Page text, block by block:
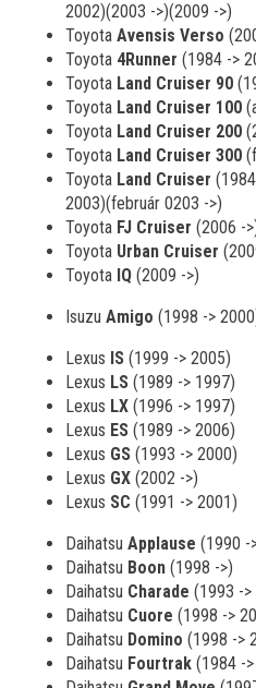
2002)(2003 ->)(2009 ->)
Toyota Avensis Verso
Toyota 4Runner (1984 ->
Toyota Land Cruiser 90
Toyota Land Cruiser 100
Toyota Land Cruiser 200
Toyota Land Cruiser 300
Toyota Land Cruiser
2003)(február 0203 ->)
Toyota FJ Cruiser (2006 -
Toyota Urban Cruiser
Toyota IQ (2009 ->)
Isuzu Amigo (1998 ->
Lexus IS (1999 -> 2005)
Lexus LS (1989 -> 1997)
Lexus LX (1996 -> 1997)
Lexus ES (1989 -> 2006)
Lexus GS (1993 -> 2000)
Lexus GX (2002 ->)
Lexus SC (1991 -> 2001)
Daihatsu Applause (1990 -
Daihatsu Boon (1998 ->)
Daihatsu Charade (1993 ->
Daihatsu Cuore (1998 ->
Daihatsu Domino (1998 ->
Daihatsu Fourtrak (1984 -